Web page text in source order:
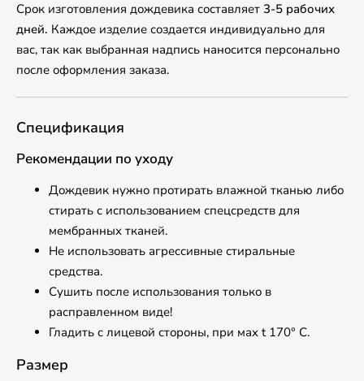
Срок изготовления дождевика составляет 3-5 рабочих
дней. Каждое изделие создается индивидуально для
вас, так как выбранная надпись наносится персонально
после оформления заказа.
Спецификация
Рекомендации по уходу
Дождевик нужно протирать влажной тканью либо
стирать с использованием спецсредств для
мембранных тканей.
Не использовать агрессивные стиральные
средства.
Сушить после использования только в
расправленном виде!
Гладить с лицевой стороны, при маx t 170° С.
Размер